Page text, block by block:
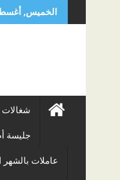
to
الخميس, أغسطس 6,
شغالات
جليسة
عاملات بالشهر